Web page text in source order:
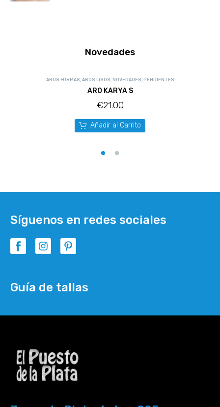
Novedades
AROS FORMAS AROS LISOS NOVEDADES PENDIENTES
ARO KARYA S
€21.00
Añadir al Carrito
Síguenos en redes sociales
Guía de tallas